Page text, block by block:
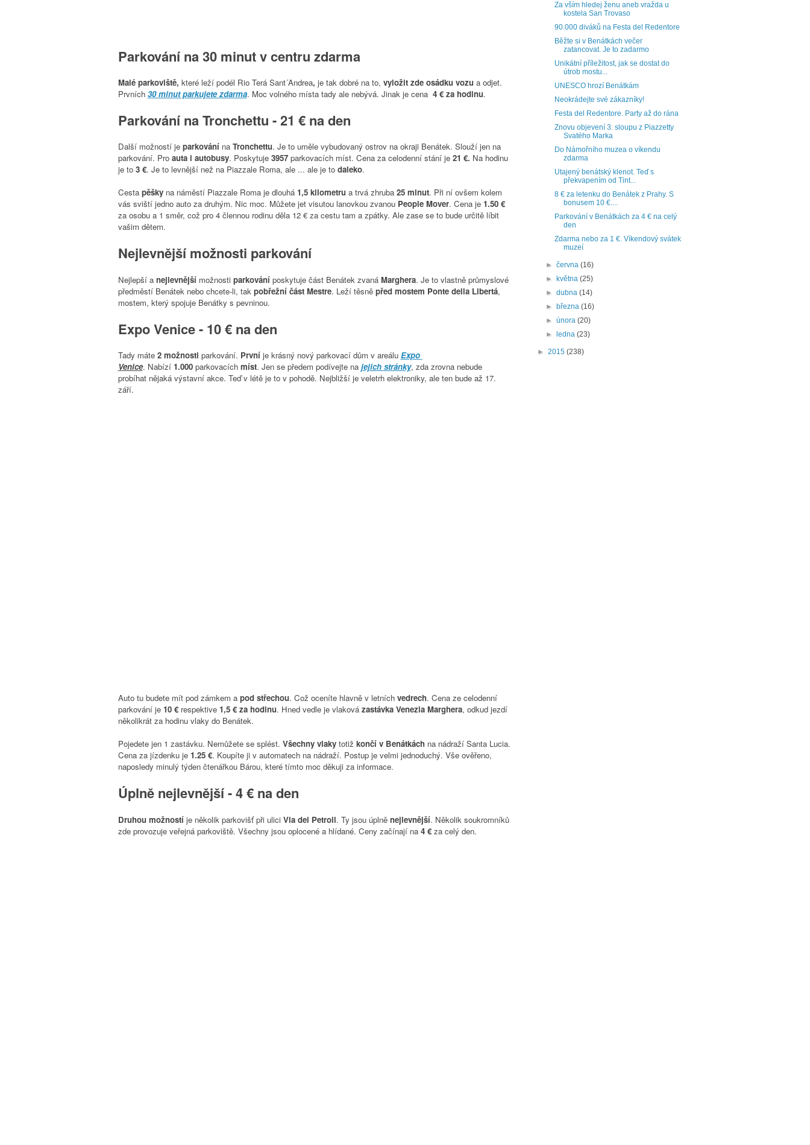
Parkování na 30 minut v centru zdarma
Malé parkoviště, které leží podél Rio Terá Sant´Andrea, je tak dobré na to, vyložit zde osádku vozu a odjet.
Prvních 30 minut parkujete zdarma. Moc volného místa tady ale nebývá. Jinak je cena 4 € za hodinu.
Parkování na Tronchettu - 21 € na den
Další možností jeparkování naTronchettu. Je to uměle vybudovaný ostrovna okraji Benátek. Slouží jen na
parkování. Pro auta i autobusy. Poskytuje 3957parkovacích míst. Cena za celodenní stání je 21 €. Na hodinu
je to 3 €. Je to levnější než na Piazzale Roma, ale ... ale je to daleko.
Cesta pěškyna náměstí Piazzale Roma je dlouhá 1,5 kilometru a trvá zhruba 25minut. Při ní ovšem kolem
vás sviští jedno auto za druhým. Nic moc. Můžete jet visutou lanovkou zvanou People Mover. Cena je 1.50 €
za osobu a 1 směr, což pro 4 člennou rodinu děla 12 € za cestu tam a zpátky. Ale zase se to bude určitě líbit
vašim dětem.
Nejlevnější možnosti parkování
Nejlepší a nejlevnější možnosti parkováníposkytuje část Benátek zvaná Marghera. Je to vlastně průmyslové
předměstí Benátek nebo chcete-li, tak pobřežní část Mestre. Leží těsně před mostem Ponte della Libertá,
mostem, který spojuje Benátky s pevninou.
Expo Venice - 10 € na den
Tady máte 2 možnosti parkování. První je krásný nový parkovací dům v areálu Expo
Venice. Nabízí 1.000parkovacíchmíst. Jen se předem podívejte na jejich stránky, zda zrovna nebude
probíhat nějaká výstavní akce. Teď v létě je to v pohodě. Nejbližší je veletrh elektroniky, ale ten bude až 17.
září.
Auto tu budete mít pod zámkem a pod střechou. Což oceníte hlavně v letních vedrech. Cena ze celodenní
parkování je 10 € respektive 1,5 € za hodinu. Hned vedle je vlaková zastávka Venezia Marghera, odkud jezdí
několikrát za hodinu vlaky do Benátek.
Pojedete jen 1 zastávku. Nemůžete se splést. Všechny vlaky totiž končí v Benátkách na nádraží Santa Lucia.
Cena za jízdenku je 1.25 €. Koupíte ji v automatech na nádraží. Postup je velmi jednoduchý. Vše ověřeno,
naposledy minulý týden čtenářkou Bárou, které tímto moc děkuji za informace.
Úplně nejlevnější - 4 € na den
Druhou možností je několik parkovišť při ulici Via dei Petroli. Ty jsou úplně nejlevnější. Několik soukromníků
zde provozuje veřejná parkoviště. Všechny jsou oplocené a hlídané. Ceny začínají na 4 €za celý den.
Za vším hledej ženu aneb vražda u
kostela San Trovaso
90.000 diváků na Festa del Redentore
Běžte si v Benátkách večer
zatancovat. Je to zadarmo
Unikátní příležitost, jak se dostat do
útrob mostu...
UNESCO hrozí Benátkám
Neokrádejte své zákazníky!
Festa del Redentore. Party až do rána
Znovu objevení 3. sloupu z Piazzetty
Svatého Marka
Do Námořního muzea o víkendu
zdarma
Utajený benátský klenot. Teď s
překvapením od Tint...
8 € za letenku do Benátek z Prahy. S
bonusem 10 €....
Parkování v Benátkách za 4 € na celý
den
Zdarma nebo za 1 €. Víkendový svátek
muzeí
► června (16)
►
května (25)
► dubna (14)
► března (16)
► února (20)
►
ledna (23)
► 2015 (238)